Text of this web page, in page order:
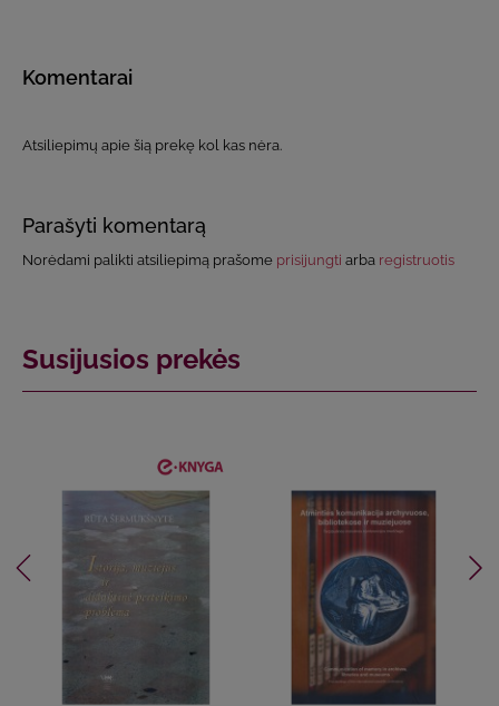
Komentarai
Atsiliepimų apie šią prekę kol kas nėra.
Parašyti komentarą
Norėdami palikti atsiliepimą prašome prisijungti arba registruotis
Susijusios prekės